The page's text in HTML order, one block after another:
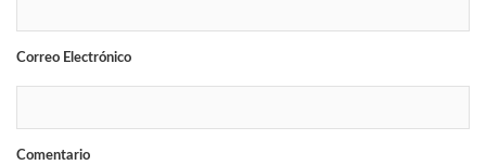
Correo Electrónico
Comentario